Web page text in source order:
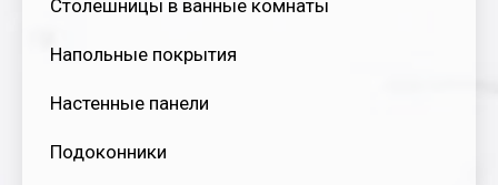
Столешницы в ванные комнаты
Напольные покрытия
Настенные панели
Подоконники